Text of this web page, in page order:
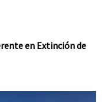
en Extinción de